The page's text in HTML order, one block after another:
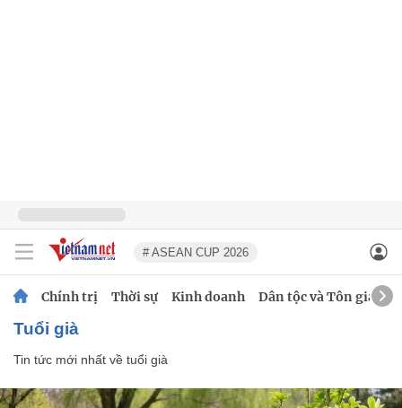
# ASEAN CUP 2026
Chính trị Thời sự Kinh doanh Dân tộc và Tôn giáo
tuổi già
Tin tức mới nhất về tuổi già